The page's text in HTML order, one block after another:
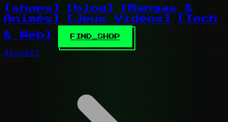
[shops] [blog]
[Mangas &
Animés]
[Jeux Vidéos]
[Tech
& Web]
FIND_SHOP
Accueil